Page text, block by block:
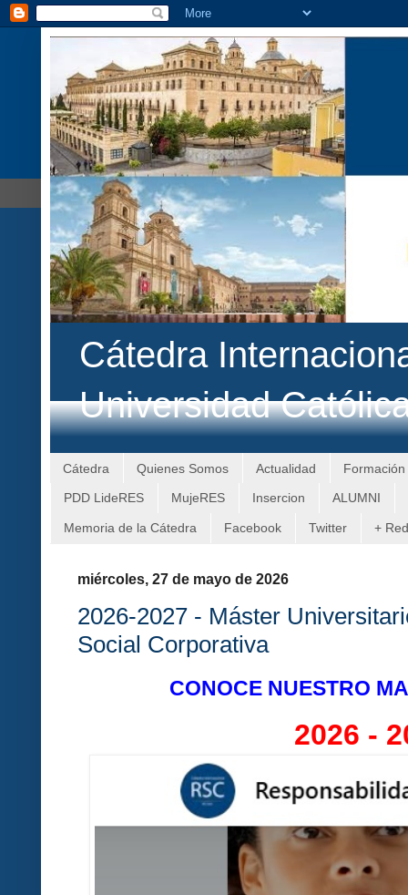
Cátedra
Universidad
Cátedra Quienes Somos Actualidad Formación
PDD LideRES MujeRES Insercion ALUMNI
Memoria de la Cátedra Facebook Twitter +
miércoles, 27 de mayo de 2026
2026-2027 - Máster
Social Corporativa
CONOCE NUESTRO
2026 -